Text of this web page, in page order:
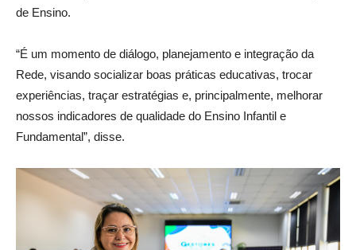
de Ensino.
“É um momento de diálogo, planejamento e integração da
Rede, visando socializar boas práticas educativas, trocar
experiências, traçar estratégias e, principalmente, melhorar
nossos indicadores de qualidade do Ensino Infantil e
Fundamental”, disse.